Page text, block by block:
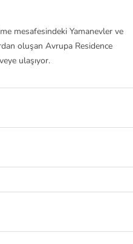
mesafesindeki Yamanevler ve
oluşan Avrupa Residence
ulaşıyor.